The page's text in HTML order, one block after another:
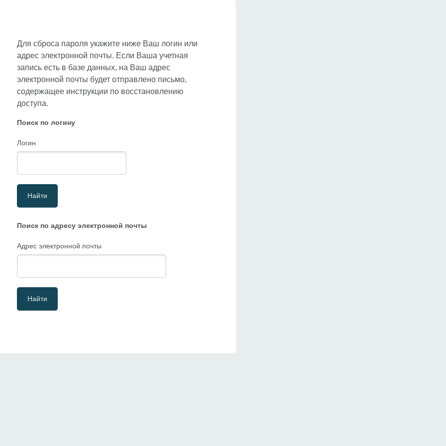
Для сброса пароля укажите ниже Ваш логин или
адрес электронной почты. Если Ваша учетная
запись есть в базе данных, на Ваш адрес
электронной почты будет отправлено письмо,
содержащее инструкции по восстановлению
доступа.
Поиск по логину
Логин
Поиск по адресу электронной почты
Адрес электронной почты